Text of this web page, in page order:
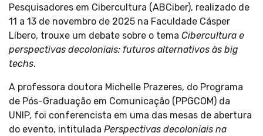
Pesquisadores em Cibercultura (ABCiber), realizado de
11 a 13 de novembro de 2025 na Faculdade Cásper
Líbero, trouxe um debate sobre o tema Cibercultura e
perspectivas decoloniais: futuros alternativos às big
techs.
A professora doutora Michelle Prazeres, do Programa
de Pós-Graduação em Comunicação (PPGCOM) da
UNIP, foi conferencista em uma das mesas de abertura
do evento, intitulada Perspectivas decoloniais na